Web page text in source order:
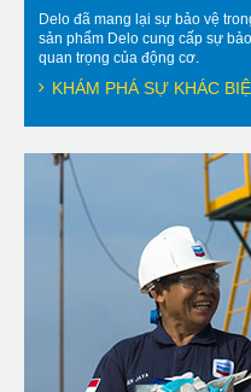
Delo đã mang lại sự bảo vệ
sản phẩm Delo cung cấp sự
quan trọng của động cơ.
KHÁM PHÁ SỰ KHÁC